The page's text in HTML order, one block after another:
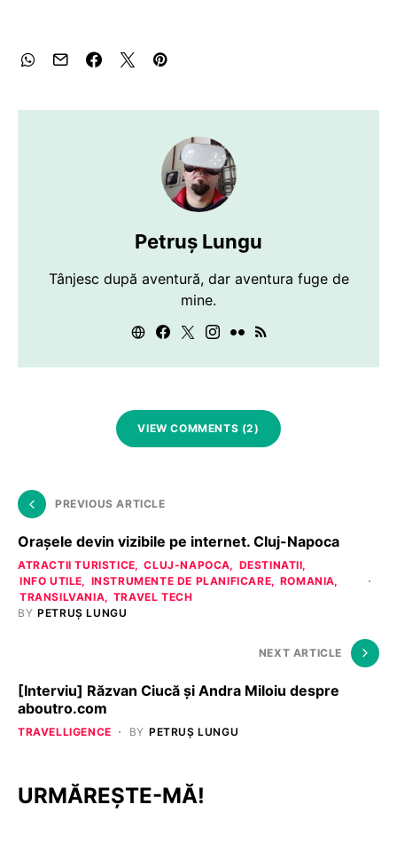
Petruș Lungu
Tânjesc după aventură, dar aventura fuge de
mine.
VIEW COMMENTS (2)
PREVIOUS ARTICLE
Orașele devin vizibile pe internet. Cluj-Napoca
ATRACTII TURISTICE CLUJ-NAPOCA
DESTINATII
INFO UTILE
INSTRUMENTE DE PLANIFICARE
ROMANIA
TRANSILVANIA
TRAVEL TECH
BY PETRUȘ LUNGU
NEXT ARTICLE
[Interviu] Răzvan Ciucă și Andra Miloiu despre
aboutro.com
TRAVELLIGENCE BY PETRUȘ LUNGU
URMĂREȘTE-MĂ!